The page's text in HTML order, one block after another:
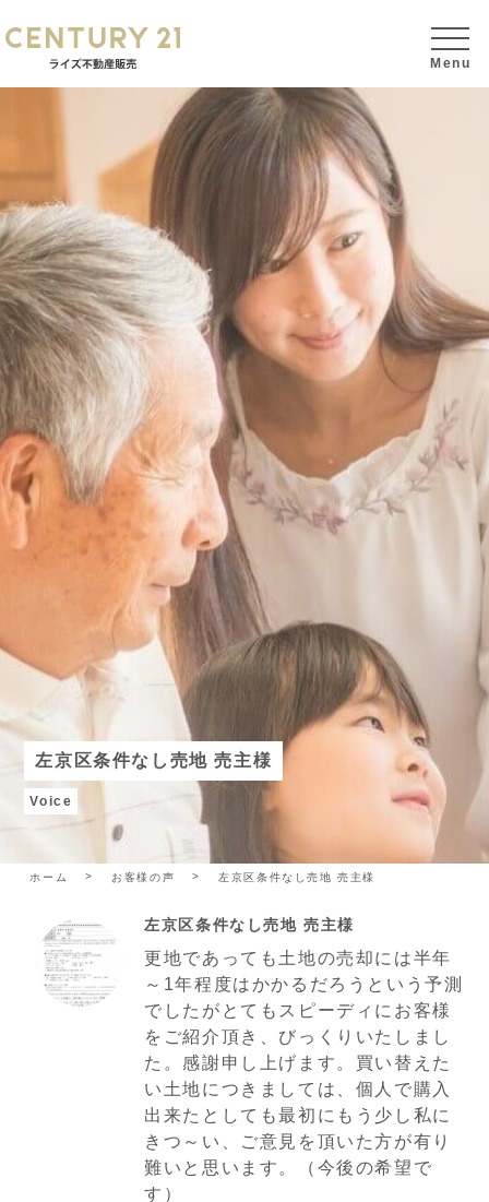
左京区条件なし売地 売主様
Voice
ホーム お客様の声 左京区条件なし売地 売主様
左京区条件なし売地 売主様
更地であっても土地の売却には半年
～1年程度はかかるだろうという予測
でしたがとてもスピーディにお客様
をご紹介頂き、びっくりいたしまし
た。感謝申し上げます。買い替えた
い土地につきましては、個人で購入
出来たとしても最初にもう少し私に
きつ～い、ご意見を頂いた方が有り
難いと思います。（今後の希望で
す）